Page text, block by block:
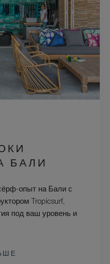
БАЛИ
опыт на Бали с
Tropicsurf,
под ваш уровень и